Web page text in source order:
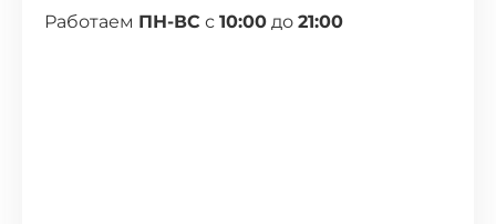
Работаем ПН-ВС с 10:00 до 21:00